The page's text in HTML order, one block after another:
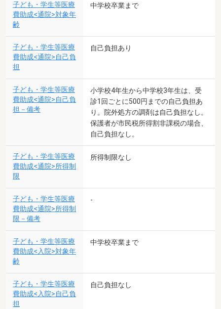
子ども・学生等医療
費助成<通院>対象年
齢
中学校卒業まで
子ども・学生等医療
費助成<通院>自己負
担
自己負担あり
子ども・学生等医療
費助成<通院>自己負
担－備考
小学校4年生から中学校3年生は、受
診1回ごとに500円までの自己負担あ
り。院外処方の調剤は自己負担なし。
保護者が市民税所得割非課税の場合、
自己負担なし。
子ども・学生等医療
費助成<通院>所得制
限
所得制限なし
子ども・学生等医療
費助成<通院>所得制
限－備考
-
子ども・学生等医療
費助成<入院>対象年
齢
中学校卒業まで
子ども・学生等医療
費助成<入院>自己負
担
自己負担なし